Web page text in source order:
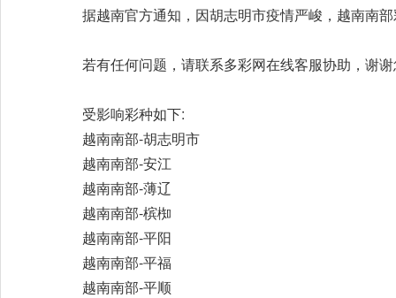
据越南官方通知，因胡志明市疫情严峻，越南南
若有任何问题，请联系多彩网在线客服协助，谢
受影响彩种如下:
越南南部-胡志明市
越南南部-安江
越南南部-薄辽
越南南部-槟椥
越南南部-平阳
越南南部-平福
越南南部-平顺